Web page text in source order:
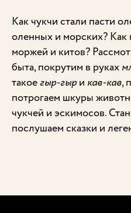
Как чукчи стали пасти
оленных и морских? Как
моржей и китов?
быта, покрутим в руках
такоегыр-гыри кав-кав,
потрогаем шкуры
чукчей и эскимосов.
послушаем сказки и